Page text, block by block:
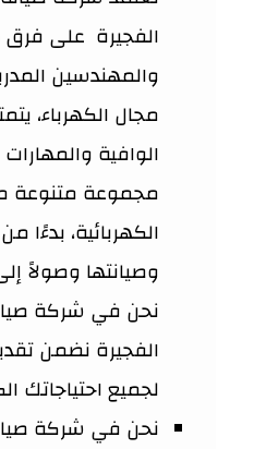
الفجيرة على فرق
والمهندسين
مجال الكهرباء،
الوافية
مجموعة متنوعة
الكهربائية، بدءًا
وصيانتها وصولاً
نحن في شركة
الفجيرة نضمن
لجميع احتياجاتك
نحن في شركة